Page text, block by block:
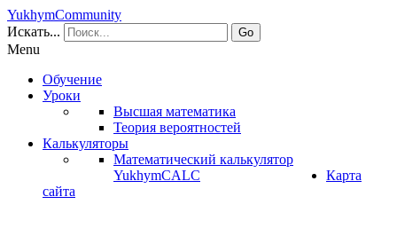
YukhymCommunity
Искать...
Go
Menu
Обучение
Уроки
Высшая математика
Теория вероятностей
Калькуляторы
Математический калькулятор
YukhymCALC
Карта
сайта